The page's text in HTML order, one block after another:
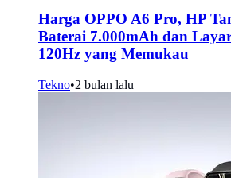
Harga OPPO A6 Pro, HP
Baterai 7.000mAh dan
120Hz yang Memukau
Tekno•2 bulan lalu